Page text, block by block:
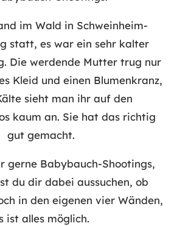
im Wald in Schweinheim-
statt, es war ein sehr kalter
Die werdende Mutter trug nur
Kleid und einen Blumenkranz,
sieht man ihr auf den
kaum an. Sie hat das richtig
gut gemacht.
gerne Babybauch-Shootings,
du dir dabei aussuchen, ob
in den eigenen vier Wänden,
ist alles möglich.